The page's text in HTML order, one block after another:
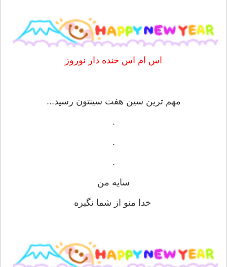
اس ام اس خنده دار نوروز
مهم ترین سین هفت سینتون رسید...
.
.
.
سایه من
خدا منو از شما نگیره